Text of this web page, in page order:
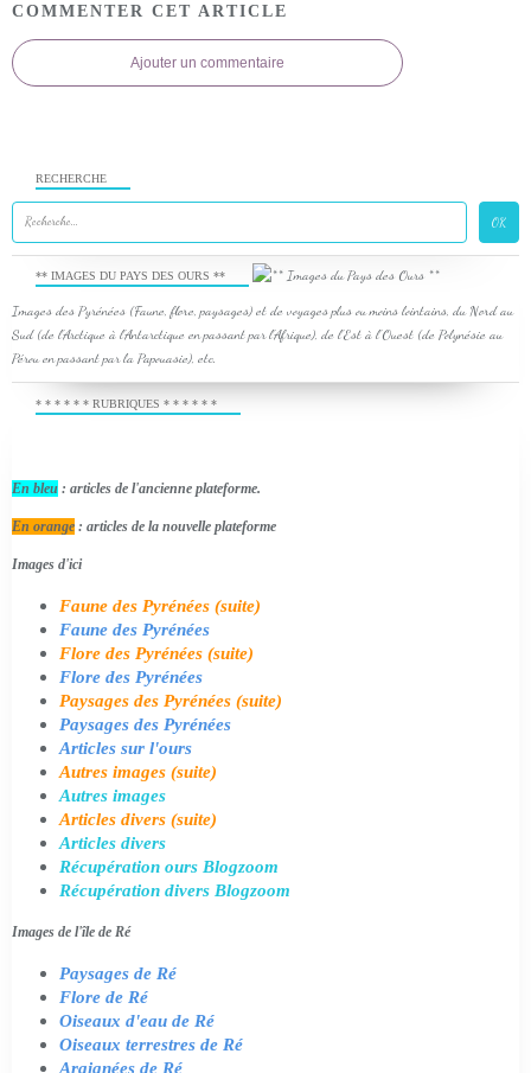
COMMENTER CET ARTICLE
Ajouter un commentaire
RECHERCHE
** IMAGES DU PAYS DES OURS **
Images des Pyrénées (Faune, flore, paysages) et de voyages plus ou moins lointains, du Nord au
Sud (de l'Arctique à l'Antarctique en passant par l'Afrique), de l'Est à l'Ouest (de Polynésie au
Pérou en passant par la Papouasie), etc.
* * * * * * RUBRIQUES * * * * * *
En bleu : articles de l'ancienne plateforme.
En orange : articles de la nouvelle plateforme
Images d'ici
Faune des Pyrénées (suite)
Faune des Pyrénées
Flore des Pyrénées (suite)
Flore des Pyrénées
Paysages des Pyrénées (suite)
Paysages des Pyrénées
Articles sur l'ours
Autres images (suite)
Autres images
Articles divers (suite)
Articles divers
Récupération ours Blogzoom
Récupération divers Blogzoom
Images de l'île de Ré
Paysages de Ré
Flore de Ré
Oiseaux d'eau de Ré
Oiseaux terrestres de Ré
Araignées de Ré